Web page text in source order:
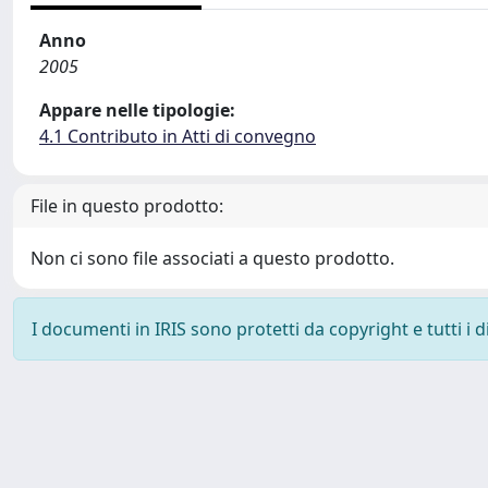
Anno
2005
Appare nelle tipologie:
4.1 Contributo in Atti di convegno
File in questo prodotto:
Non ci sono file associati a questo prodotto.
I documenti in IRIS sono protetti da copyright e tutti i